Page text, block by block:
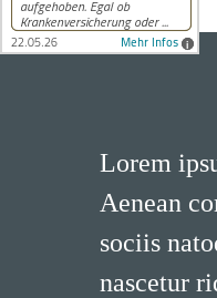
Lorem
Aenean
sociis
nascetur